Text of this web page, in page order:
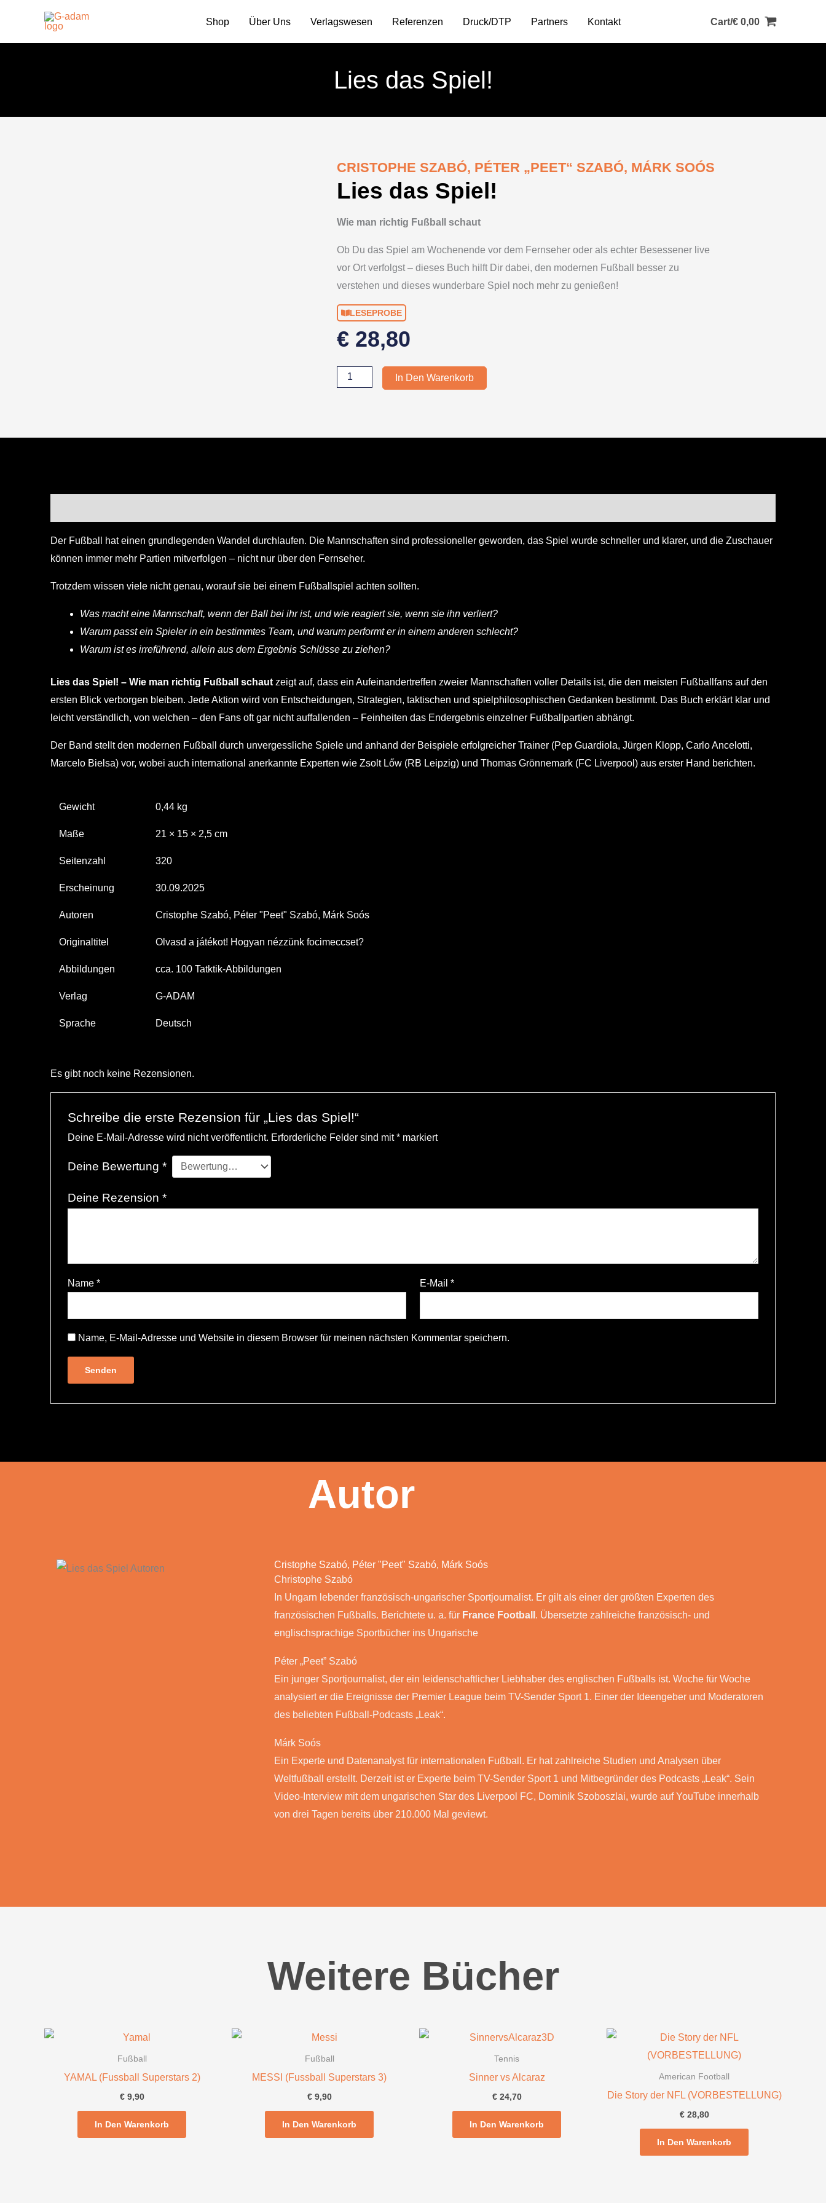
springen
Shop Über Uns Verlagswesen Referenzen Druck/DTP Partners Kontakt Cart/€0,00
Lies das Spiel!
CRISTOPHE SZABÓ, PÉTER „PEET“ SZABÓ, MÁRK SOÓS
Lies das Spiel!
Wie man richtig Fußball schaut
Ob Du das Spiel am Wochenende vor dem Fernseher oder als echter Besessener live
vor Ort verfolgst – dieses Buch hilft Dir dabei, den modernen Fußball besser zu
verstehen und dieses wunderbare Spiel noch mehr zu genießen!
LESEPROBE
€ 28,80
Lies
In Den Warenkorb
Der Fußball hat einen grundlegenden Wandel durchlaufen. Die Mannschaften sind professioneller geworden, das Spiel wurde schneller und klarer, und die Zuschauer
können immer mehr Partien mitverfolgen – nicht nur über den Fernseher.
Trotzdem wissen viele nicht genau, worauf sie bei einem Fußballspiel achten sollten.
Was macht eine Mannschaft, wenn der Ball bei ihr ist, und wie reagiert sie, wenn sie ihn verliert?
Warum passt ein Spieler in ein bestimmtes Team, und warum performt er in einem anderen schlecht?
Warum ist es irreführend, allein aus dem Ergebnis Schlüsse zu ziehen?
Lies das Spiel! – Wie man richtig Fußball schaut zeigt auf, dass ein Aufeinandertreffen zweier Mannschaften voller Details ist, die den meisten Fußballfans auf den
ersten Blick verborgen bleiben. Jede Aktion wird von Entscheidungen, Strategien, taktischen und spielphilosophischen Gedanken bestimmt. Das Buch erklärt klar und
leicht verständlich, von welchen – den Fans oft gar nicht auffallenden – Feinheiten das Endergebnis einzelner Fußballpartien abhängt.
Der Band stellt den modernen Fußball durch unvergessliche Spiele und anhand der Beispiele erfolgreicher Trainer (Pep Guardiola, Jürgen Klopp, Carlo Ancelotti,
Marcelo Bielsa) vor, wobei auch international anerkannte Experten wie Zsolt Lőw (RB Leipzig) und Thomas Grönnemark (FC Liverpool) aus erster Hand berichten.
Gewicht 0,44 kg
Maße 21 × 15 × 2,5 cm
Seitenzahl 320
Erscheinung 30.09.2025
Autoren Cristophe Szabó, Péter "Peet" Szabó, Márk Soós
Originaltitel Olvasd a játékot! Hogyan nézzünk focimeccset?
Abbildungen cca. 100 Tatktik-Abbildungen
Verlag G-ADAM
Sprache Deutsch
Es gibt noch keine Rezensionen.
Schreibe die erste Rezension für „Lies das Spiel!“
Deine E-Mail-Adresse wird nicht veröffentlicht. Erforderliche Felder sind mit*markiert
Deine Bewertung *
Deine Rezension *
Name * E-Mail*
Name, E-Mail-Adresse und Website in diesem Browser für meinen nächsten Kommentar speichern.
Autor
Cristophe Szabó, Péter "Peet" Szabó, Márk Soós
Christophe Szabó
In Ungarn lebender französisch-ungarischer Sportjournalist. Er gilt als einer der größten Experten des
französischen Fußballs. Berichtete u. a. für France Football . Übersetzte zahlreiche französisch- und
englischsprachige Sportbücher ins Ungarische
Péter „Peet” Szabó
Ein junger Sportjournalist, der ein leidenschaftlicher Liebhaber des englischen Fußballs ist. Woche für Woche
analysiert er die Ereignisse der Premier League beim TV-Sender Sport 1. Einer der Ideengeber und Moderatoren
des beliebten Fußball-Podcasts „Leak“.
Márk Soós
Ein Experte und Datenanalyst für internationalen Fußball. Er hat zahlreiche Studien und Analysen über
Weltfußball erstellt. Derzeit ist er Experte beim TV-Sender Sport 1 und Mitbegründer des Podcasts „Leak“. Sein
Video-Interview mit dem ungarischen Star des Liverpool FC, Dominik Szoboszlai, wurde auf YouTube innerhalb
von drei Tagen bereits über 210.000 Mal geviewt.
Weitere Bücher
Fußball
YAMAL (Fussball Superstars 2)
€9,90
In Den Warenkorb
Fußball
MESSI (Fussball Superstars 3)
€9,90
In Den Warenkorb
Tennis
Sinner vs Alcaraz
€24,70
In Den Warenkorb
American Football
Die Story der NFL (VORBESTELLUNG)
€28,80
In Den Warenkorb